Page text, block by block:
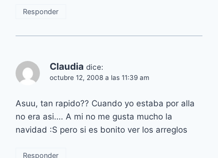
Responder
Claudia dice:
octubre 12, 2008 a las 11:39 am
Asuu, tan rapido?? Cuando yo estaba por alla
no era asi…. A mi no me gusta mucho la
navidad :S pero si es bonito ver los arreglos
Responder